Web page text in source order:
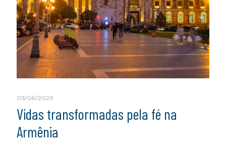
03/06/2025
Vidas transformadas pela fé na
Armênia